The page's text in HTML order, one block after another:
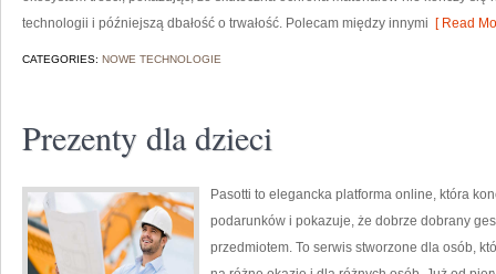
technologii i późniejszą dbałość o trwałość. Polecam między innymi [ Read
CATEGORIES: NOWE TECHNOLOGIE
Prezenty dla dzieci
Pasotti to elegancka platforma online, która
podarunków i pokazuje, że dobrze dobrany
przedmiotem. To serwis stworzone dla osób,